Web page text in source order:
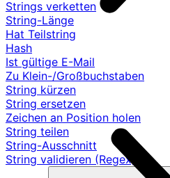
Strings verketten
String-Länge
Hat Teilstring
Hash
Ist gültige E-Mail
Zu Klein-/Großbuchstaben
String kürzen
String ersetzen
Zeichen an Position holen
String teilen
String-Ausschnitt
String validieren (Regex)